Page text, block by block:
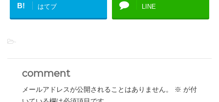
B! はてブ LINE
-
comment
メールアドレスが公開されることはありません。 ※ が付